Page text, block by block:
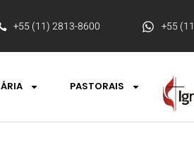
+55 (11) 2813-8600 +55
PASTORAIS